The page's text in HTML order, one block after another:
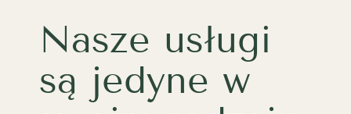
Nasze usługi
są jedyne w